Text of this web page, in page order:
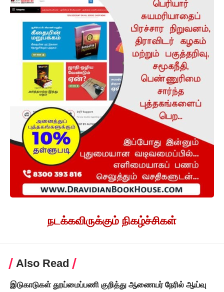
நடக்கவிருக்கும் நிகழ்ச்சிகள்
Also Read
இடுகாடுகள் தூய்மைப்பணி குறித்து ஆணையர் நேரில் ஆய்வு